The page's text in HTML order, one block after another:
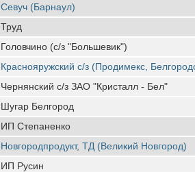
Севуч (Барнаул)
Труд
Головчино (с/з "Большевик")
Краснояружский с/з (Продимекс,
Чернянский с/з ЗАО "Кристалл - Бел"
Шугар Белгород
ИП Степаненко
Новгородпродукт, ТД (Великий Новгород)
ИП Русин